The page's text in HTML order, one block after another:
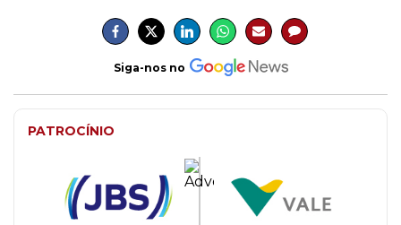
Siga-nos no
PATROCÍNIO